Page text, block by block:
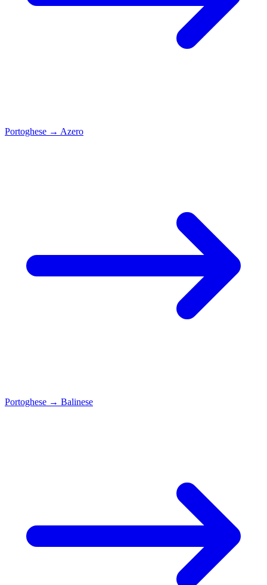
Portoghese → Azero
Portoghese → Balinese